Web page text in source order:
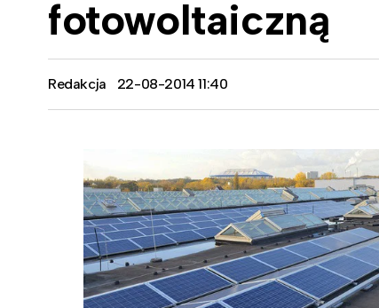
fotowoltaiczną
Redakcja 22-08-2014 11:40